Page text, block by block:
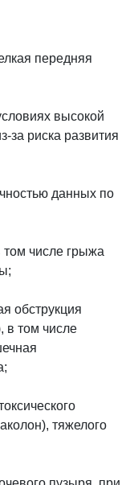
передняя
высокой
риска развития
данных по
числе грыжа
обструкция
в том числе
тяжелого